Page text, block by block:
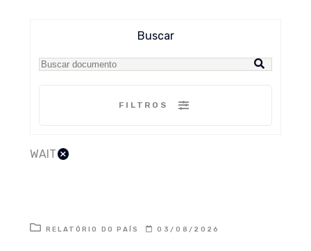
RELATÓRIO DO PAÍS 03/08/2026
Buscar
FILTROS
WAIT ×